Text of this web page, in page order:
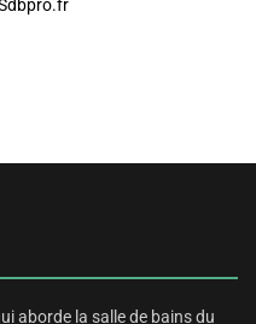
aborde la salle de bains du